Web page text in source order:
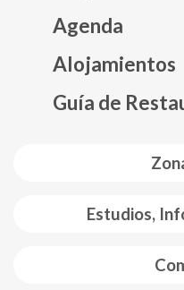
Estudios,
Agenda
Alojamientos
Guía de